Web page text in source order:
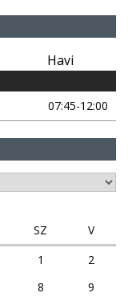
Havi
07:45-12:00
SZ
V
1
2
8
9